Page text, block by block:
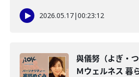
2026.05.17|00:23:12
與儀努（よぎ・
Ｍウェルネス 暮